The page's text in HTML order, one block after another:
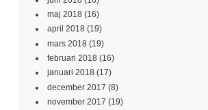
maj 2018 (16)
april 2018 (19)
mars 2018 (19)
februari 2018 (16)
januari 2018 (17)
december 2017 (8)
november 2017 (19)